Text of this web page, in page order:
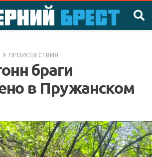
ПРОИСШЕСТВИЯ
браги
в Пружанском